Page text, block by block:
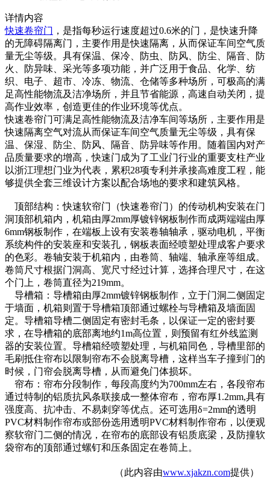
详情内容
快速卷帘门 ，是指每秒运行速度超过0.6米的门，是快速升降
的无障碍隔离门，主要作用是快速隔离，从而保证车间空气质
量无尘等级。具有保温、保冷、防虫、防风、防尘、隔音、防
火、防异味、采光等多项功能，并广泛用于食品、化学、纺
织、电子、超市、冷冻、物流、仓储等多种场所，可极高的满
足高性能物流及洁净场所，并且节省能源，高速自动关闭，提
高作业效率，创造更佳的作业环境等优点。
快速卷帘门可满足高性能物流及洁净车间等场所，主要作用是
快速隔离空气对流从而保证车间空气质量无尘等级，具有保
温、保湿、防尘、防风、隔音、防异味等作用。随着国内对产
品质量要求的增高，快速门成为了工业门行业的重要支柱产业
以浙江理想门业为代表，累积28项专利并承接高难度工程，能
够提供全套三维设计方案以配合场地的要求和建筑风格。
顶部结构：快速软帘门（快速卷帘门）的传动机构安装在门
洞顶部机箱内，机箱由厚2mm厚镀锌钢板制作而成两端端由厚
6mm钢板制作，在端板上设有安装卷轴轴承，驱动电机，平衡
系统构件的安装座和安装孔，钢板表面经喷塑处理成客户要求
的色彩。卷轴安装于机箱内，由卷筒、轴端、轴承座等组成。
卷筒尺寸根据门洞高、宽尺寸经过计算，选择合理尺寸，在这
个门上，卷筒直径为219mm。
导槽箱：导槽箱由厚2mm镀锌钢板制作，立于门洞二侧固定
于墙面，机箱则置于导槽箱顶部通过螺栓与导槽箱及墙面固
定。导槽箱导槽二侧固定有密封毛条，以保证一定的密封要
求，在导槽箱的底部离地约1m高位置，则预留有红外线监测
器的安装位置。导槽箱经喷塑处理，与机箱同色，导槽里部的
毛刷抵住帘布以限制帘布不会脱离导槽，这样当车子撞到门的
时候，门帘会脱离导槽，从而避免门体损坏。
帘布：帘布分段制作，每段高度约为700mm左右，各段帘布
通过特制的铝质抗风条联接成一整体帘布，帘布厚1.2mm,具有
强度高、抗冲击、不易刺穿等优点。还可选用δ=2mm的透明
PVC材料制作帘布或部份选用透明PVC材料制作帘布，以便观
察软帘门二侧的情况，在帘布的底部设有铝质底梁，及防撞软
袋帘布的顶部通过螺钉和压条固定在卷筒上。
（此内容由www.xjakzn.com提供）